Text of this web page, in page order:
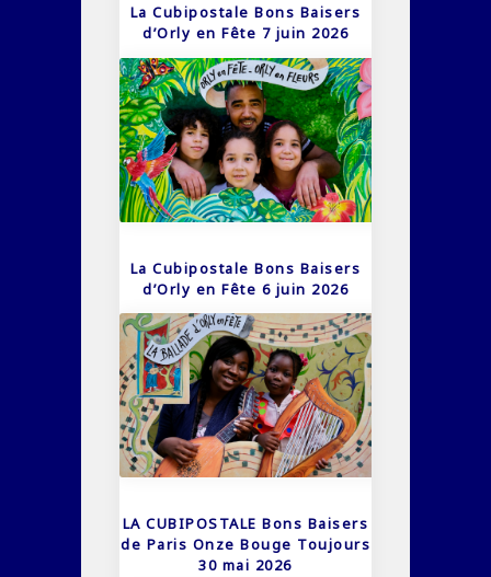
La Cubipostale Bons Baisers
d’Orly en Fête 7 juin 2026
La Cubipostale Bons Baisers
d’Orly en Fête 6 juin 2026
LA CUBIPOSTALE Bons Baisers
de Paris Onze Bouge Toujours
30 mai 2026